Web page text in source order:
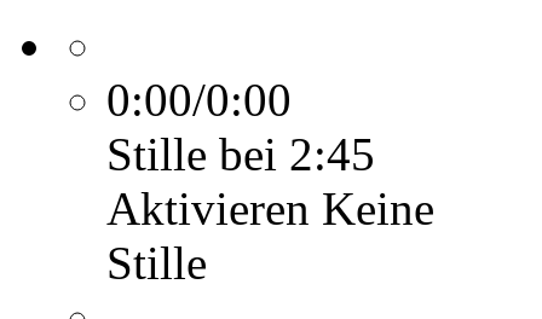
0:00/0:00
Stille bei 2:45
Aktivieren Keine
Stille